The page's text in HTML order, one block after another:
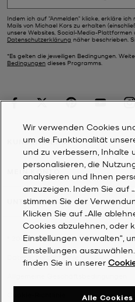
Indem ich auf "Anmelden" klicke, erkläre
Mails von Michael Kors zu erhalten
unsere Websites, Social-Media-Plattformen
Datenschutzerklärung näher beschrieben.
*Es gelten die jeweiligen Bedingungen.
Bedingungen dieses Programms.
KUNDENDIENST
MEIN KONTO
UNTERNEHMEN
2026Michael Kors
Datenschutzrichtlinie
Wir verwenden Cookies
um die Funktionalität
und zu verbessern, Inhalte
personalisieren, die
analysieren und Ihnen
anzuzeigen. Indem Sie auf
stimmen Sie der
Klicken Sie auf „Alle
Cookies abzulehnen, oder
Einstellungen verwalten“,
Einstellungen
finden Sie in unserer
Alle